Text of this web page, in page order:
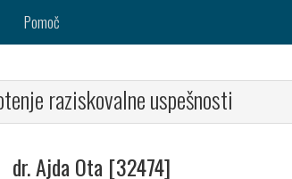
Pomoč
raziskovalne uspešnosti
dr. Ajda Ota [32474]